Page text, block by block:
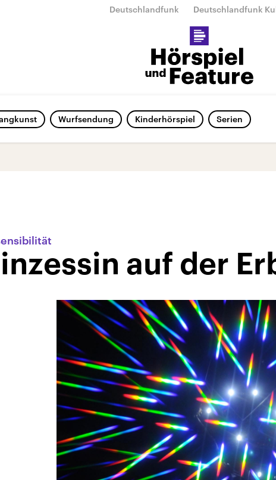
Deutschlandfunk Deutschlandfunk
Wurfsendung Kinderhörspiel Serien
auf der